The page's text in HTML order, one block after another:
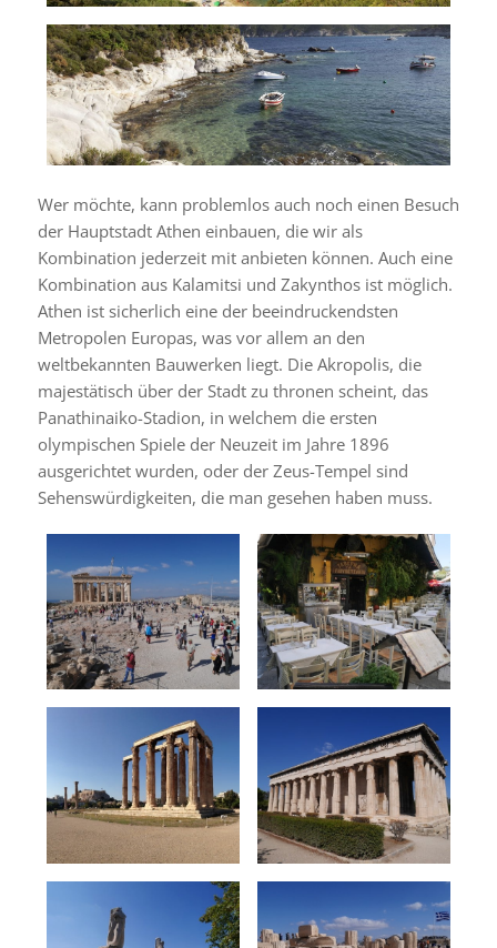
Wer möchte, kann problemlos auch noch einen Besuch
der Hauptstadt Athen einbauen, die wir als
Kombination jederzeit mit anbieten können. Auch eine
Kombination aus Kalamitsi und Zakynthos ist möglich.
Athen ist sicherlich eine der beeindruckendsten
Metropolen Europas, was vor allem an den
weltbekannten Bauwerken liegt. Die Akropolis, die
majestätisch über der Stadt zu thronen scheint, das
Panathinaiko-Stadion, in welchem die ersten
olympischen Spiele der Neuzeit im Jahre 1896
ausgerichtet wurden, oder der Zeus-Tempel sind
Sehenswürdigkeiten, die man gesehen haben muss.